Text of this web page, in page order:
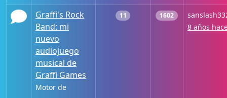
Graffi's Rock
Band: mi
nuevo
audiojuego
musical de
Graffi Games
Motor de
11 1602
8 años